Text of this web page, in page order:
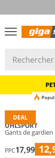
DEAL
UHLSPORT
Gants de gardien
PPC17,99